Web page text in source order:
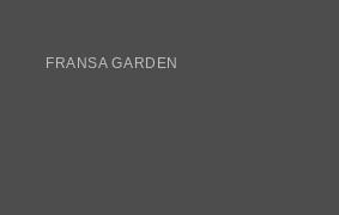
FRANSA GARDEN